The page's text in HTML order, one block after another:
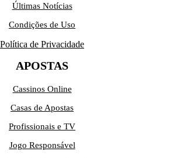
Últimas Notícias
Condições de Uso
Política de Privacidade
APOSTAS
Cassinos Online
Casas de Apostas
Profissionais e TV
Jogo Responsável